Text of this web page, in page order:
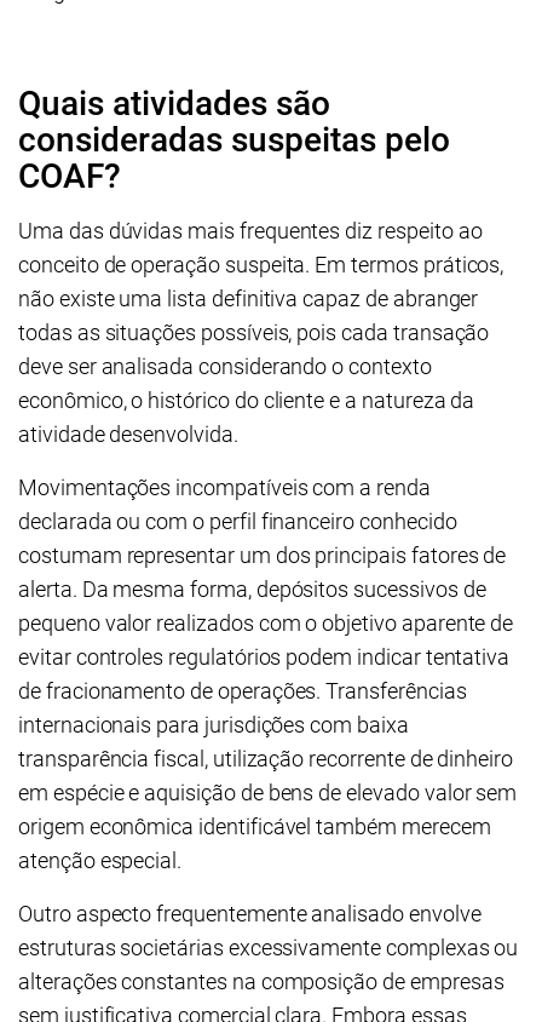
Quais atividades são
consideradas suspeitas pelo
COAF?
Uma das dúvidas mais frequentes diz respeito ao
conceito de operação suspeita. Em termos práticos,
não existe uma lista definitiva capaz de abranger
todas as situações possíveis, pois cada transação
deve ser analisada considerando o contexto
econômico, o histórico do cliente e a natureza da
atividade desenvolvida.
Movimentações incompatíveis com a renda
declarada ou com o perfil financeiro conhecido
costumam representar um dos principais fatores de
alerta. Da mesma forma, depósitos sucessivos de
pequeno valor realizados com o objetivo aparente de
evitar controles regulatórios podem indicar tentativa
de fracionamento de operações. Transferências
internacionais para jurisdições com baixa
transparência fiscal, utilização recorrente de dinheiro
em espécie e aquisição de bens de elevado valor sem
origem econômica identificável também merecem
atenção especial.
Outro aspecto frequentemente analisado envolve
estruturas societárias excessivamente complexas ou
alterações constantes na composição de empresas
sem justificativa comercial clara. Embora essas